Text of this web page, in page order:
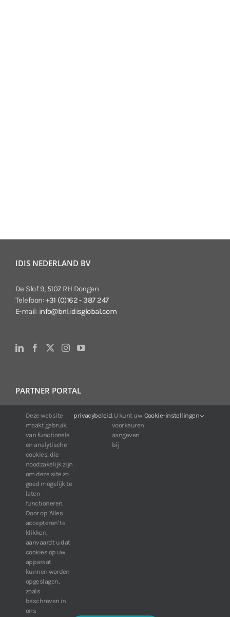
IDIS NEDERLAND BV
De Slof 9, 5107 RH Dongen
Telefoon:+31 (0)162 - 387 247
E-mail: info@bnl.idisglobal.com
PARTNER PORTAL
Voor klanten van IDIS:
24/7 beschikbaarheid, altijd en overal.
Web:https://portal.idisglobal.solutions
TOP DOWNLOADS
Software IDIS Center V7.1.0
160.74 MB
Software IDIS Discovery V4.8.1
13.87 MB
» Bekijk meer downloads
Deze website
maakt gebruik
van functionele
en analytische
cookies, die
noodzakelijk zijn
om deze site zo
goed mogelijk te
laten
functioneren.
Door op 'Alles
accepteren' te
klikken,
aanvaardt u dat
cookies op uw
apparaat
kunnen worden
opgeslagen,
zoals
beschreven in
ons
privacybeleid. U kunt uw
voorkeuren
aangeven
bij
Cookie-instellingen